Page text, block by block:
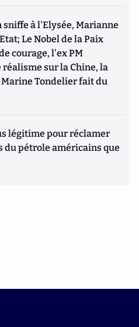
sniffe à l'Elysée, Marianne
Le Nobel de la Paix
courage, l'ex PM
sur la Chine, la
Marine Tondelier fait du
légitime pour réclamer
du pétrole américains que